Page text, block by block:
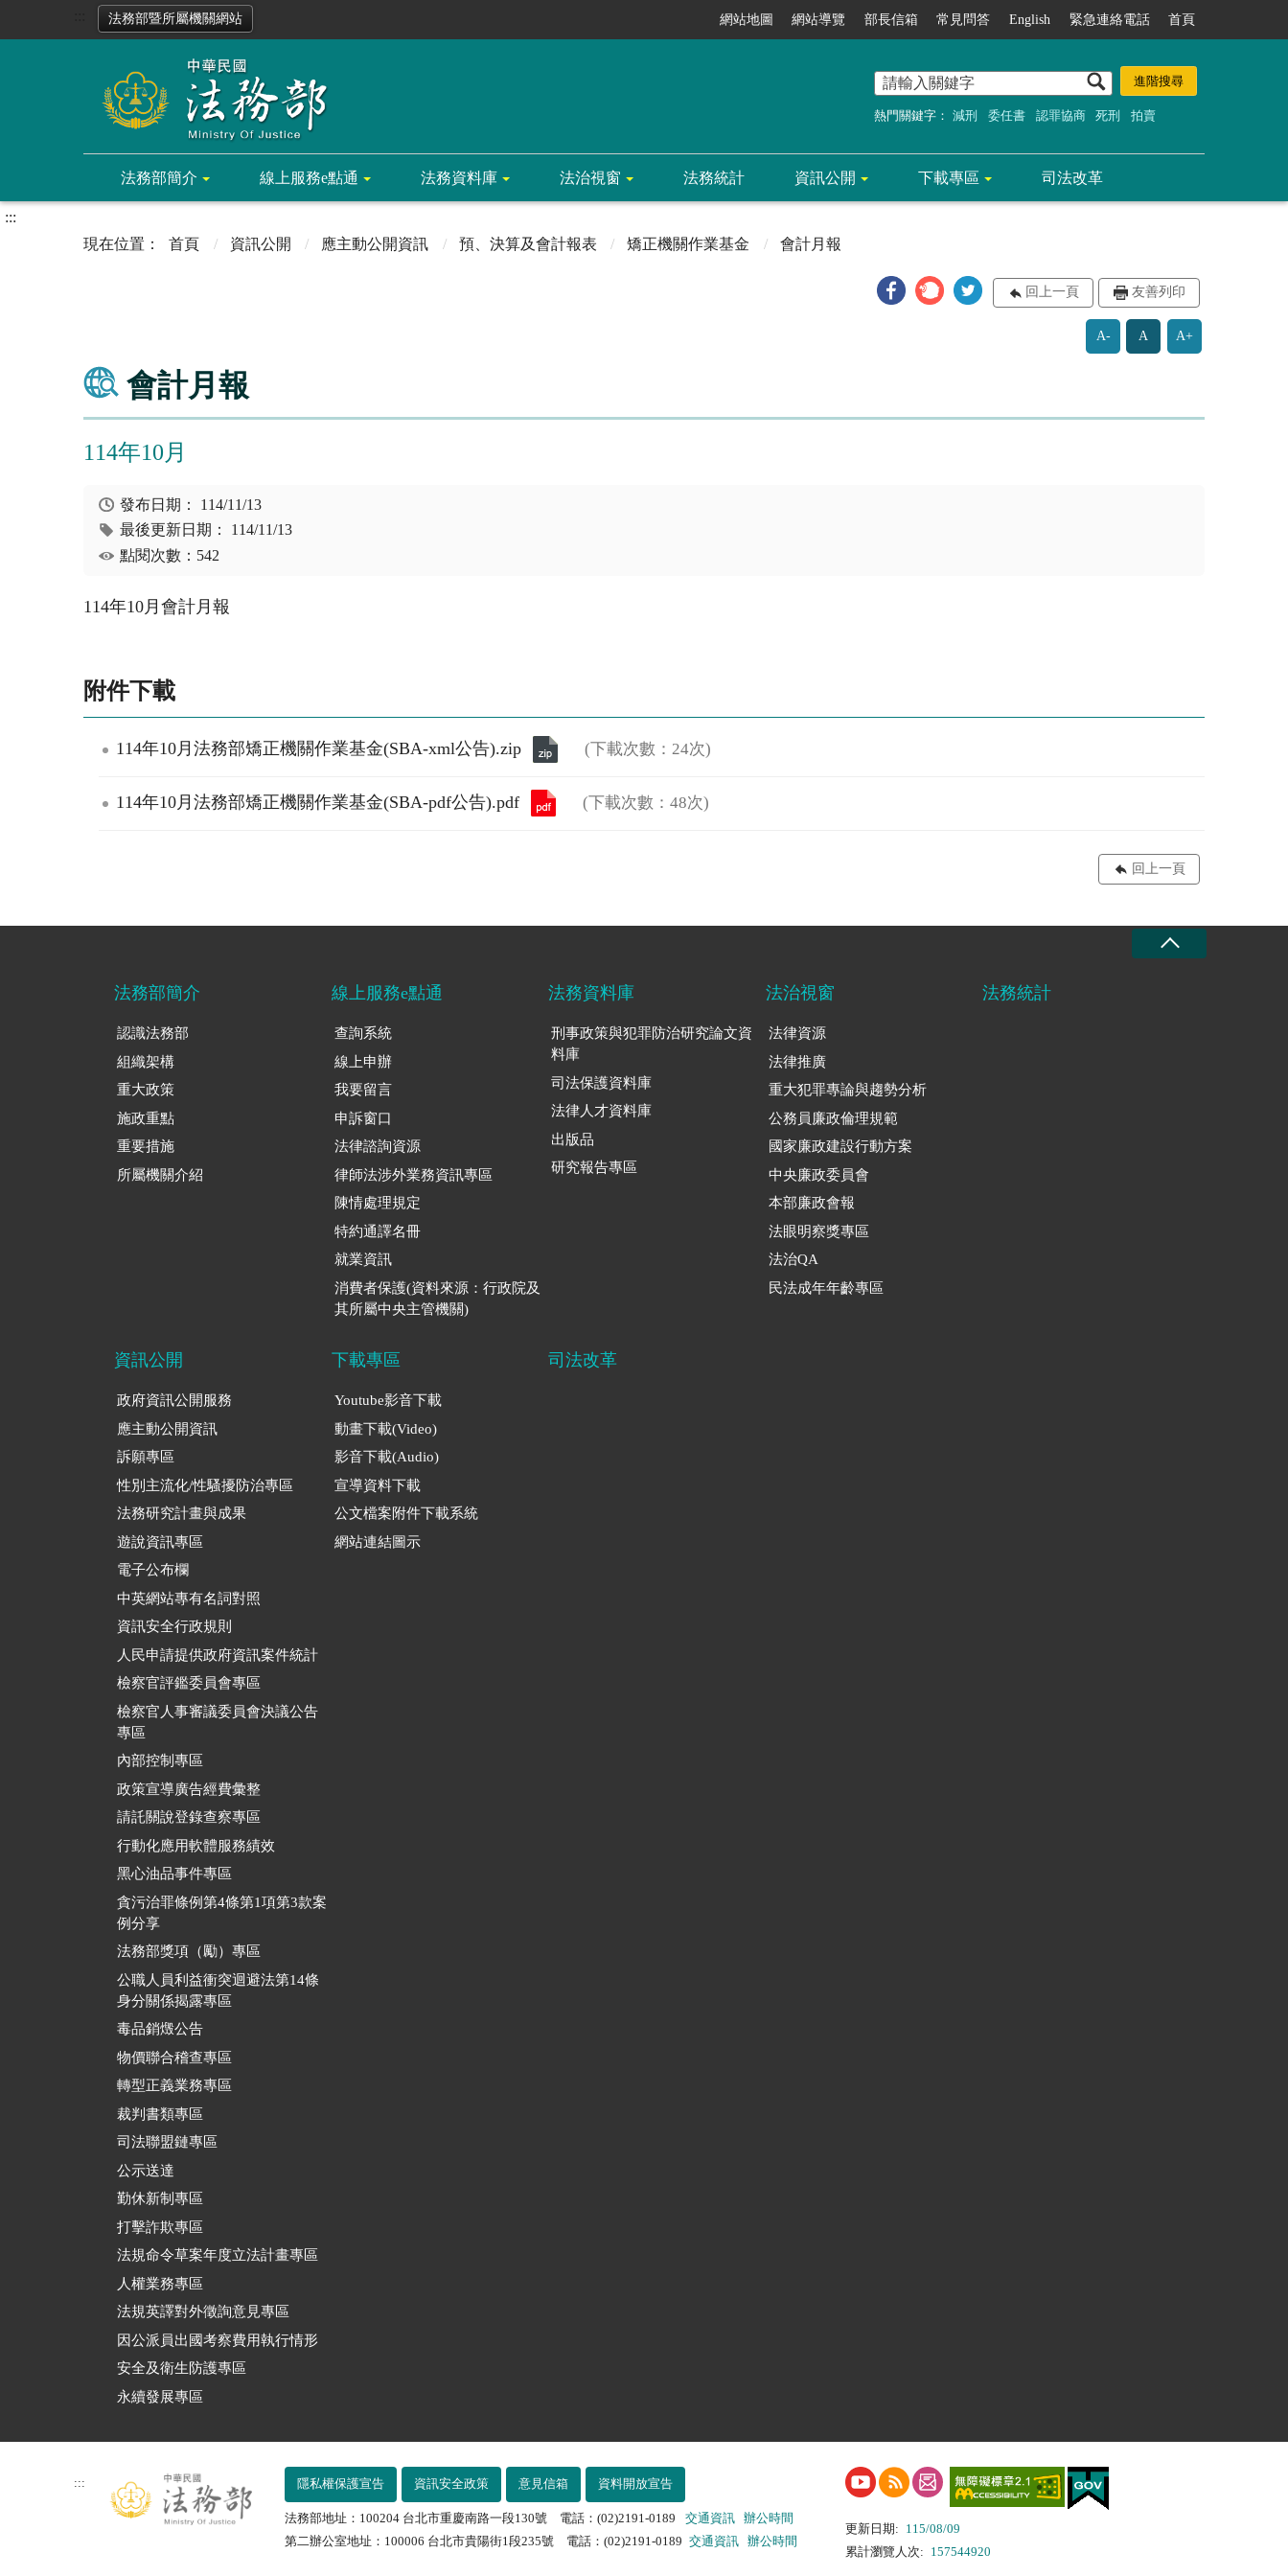
法務部暨所屬機關網站 網站地圖 網站導覽 部長信箱 常見問答 English 緊急連絡電話 首頁
熱門關鍵字： 減刑 委任書 認罪協商 死刑 拍賣
法務部簡介 線上服務e點通 法務資料庫 法治視窗 法務統計 資訊公開 下載專區 司法改革
:::
首頁
資訊公開 應主動公開資訊 預、決算及會計報表 矯正機關作業基金 會計月報
回上一頁 友善列印
A- A A+
會計月報
114年10月
發布日期： 114/11/13
最後更新日期： 114/11/13
點閱次數：542
114年10月會計月報
附件下載
114年10月法務部矯正機關作業基金(SBA-xml公告).zip (下載次數：24次)
114年10月法務部矯正機關作業基金(SBA-pdf公告).pdf (下載次數：48次)
回上一頁
法務部簡介
認識法務部
組織架構
重大政策
施政重點
重要措施
所屬機關介紹
線上服務e點通
查詢系統
線上申辦
我要留言
申訴窗口
法律諮詢資源
律師法涉外業務資訊專區
陳情處理規定
特約通譯名冊
就業資訊
消費者保護(資料來源：行政院及
其所屬中央主管機關)
法務資料庫
刑事政策與犯罪防治研究論文資
料庫
司法保護資料庫
法律人才資料庫
出版品
研究報告專區
法治視窗
法律資源
法律推廣
重大犯罪專論與趨勢分析
公務員廉政倫理規範
國家廉政建設行動方案
中央廉政委員會
本部廉政會報
法眼明察獎專區
法治QA
民法成年年齡專區
法務統計
資訊公開
政府資訊公開服務
應主動公開資訊
訴願專區
性別主流化/性騷擾防治專區
法務研究計畫與成果
遊說資訊專區
電子公布欄
中英網站專有名詞對照
資訊安全行政規則
人民申請提供政府資訊案件統計
檢察官評鑑委員會專區
檢察官人事審議委員會決議公告
專區
內部控制專區
政策宣導廣告經費彙整
請託關說登錄查察專區
行動化應用軟體服務績效
黑心油品事件專區
貪污治罪條例第4條第1項第3款案
例分享
法務部獎項（勵）專區
公職人員利益衝突迴避法第14條
身分關係揭露專區
毒品銷燬公告
物價聯合稽查專區
轉型正義業務專區
裁判書類專區
司法聯盟鏈專區
公示送達
勤休新制專區
打擊詐欺專區
法規命令草案年度立法計畫專區
人權業務專區
法規英譯對外徵詢意見專區
因公派員出國考察費用執行情形
安全及衛生防護專區
永續發展專區
下載專區
Youtube影音下載
動畫下載(Video)
影音下載(Audio)
宣導資料下載
公文檔案附件下載系統
網站連結圖示
司法改革
::: 隱私權保護宣告 資訊安全政策 意見信箱 資料開放宣告
法務部地址：100204 台北市重慶南路一段130號 電話：(02)2191-0189 交通資訊
辦公時間
第二辦公室地址：100006 台北市貴陽街1段235號 電話：(02)2191-0189 交通資訊 辦公時間
更新日期: 115/08/09
累計瀏覽人次: 157544920